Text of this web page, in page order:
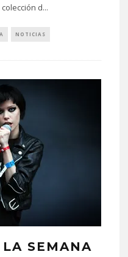
colección d...
NOTICIAS
SEMANA